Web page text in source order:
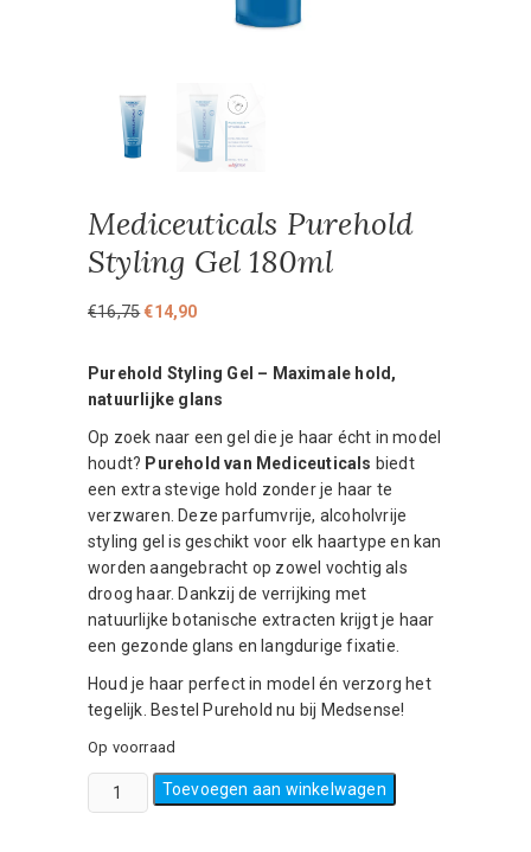
Mediceuticals Purehold
Styling Gel 180ml
€16,75Oorspronkelijke
was:
€16,75.
€14,90Huidige
is:
€14,90.
Purehold Styling Gel – Maximale hold,
natuurlijke glans
Op zoek naar een gel die je haar écht in model
houdt? Purehold van Mediceuticals biedt
een extra stevige hold zonder je haar te
verzwaren. Deze parfumvrije, alcoholvrije
styling gel is geschikt voor elk haartype en kan
worden aangebracht op zowel vochtig als
droog haar. Dankzij de verrijking met
natuurlijke botanische extracten krijgt je haar
een gezonde glans en langdurige fixatie.
Houd je haar perfect in model én verzorg het
tegelijk. Bestel Purehold nu bij Medsense!
Op voorraad
Mediceuticals
Purehold
Toevoegen aan winkelwagen